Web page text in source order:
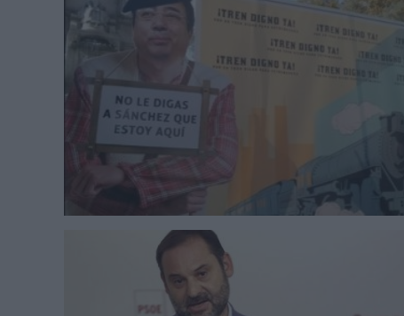
Información adicional